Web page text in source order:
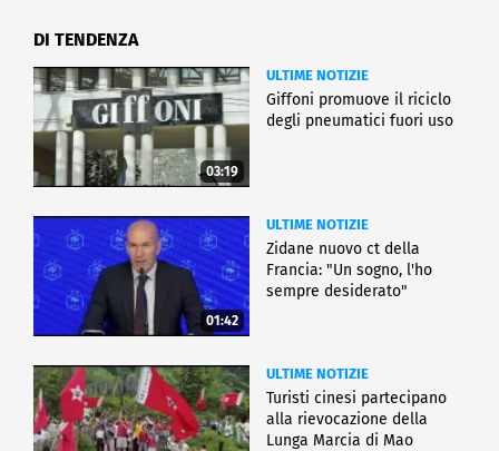
DI TENDENZA
03:19
ULTIME NOTIZIE
Giffoni promuove il riciclo
degli pneumatici fuori uso
01:42
ULTIME NOTIZIE
Zidane nuovo ct della
Francia: "Un sogno, l'ho
sempre desiderato"
ULTIME NOTIZIE
Turisti cinesi partecipano
alla rievocazione della
Lunga Marcia di Mao